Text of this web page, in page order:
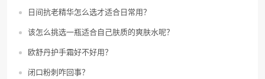
日间抗老精华怎么选才适合日常用？
该怎么挑选一瓶适合自己肤质的爽肤水呢？
欧舒丹护手霜好不好用？
闭口粉刺咋回事？